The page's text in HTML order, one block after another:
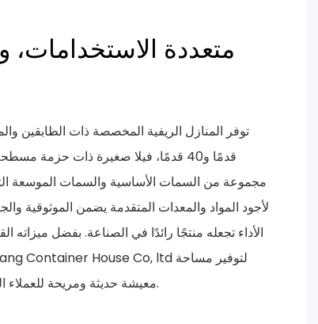
متعددة
قدمًا و40 قدمًا، فيلا صغيرة ذات حزمة
مجموعة من السمات الأساسية والسمات الموسعة
لأجود المواد والمعدات المتقدمة يضمن الموثوقية
الأداء تجعله منتجًا رائدًا في الصناعة. بفضل ميزاته
معيشة حديثة ومريحة للعملاء الذين يبحثون عن حل إسكان فريد ومريح.